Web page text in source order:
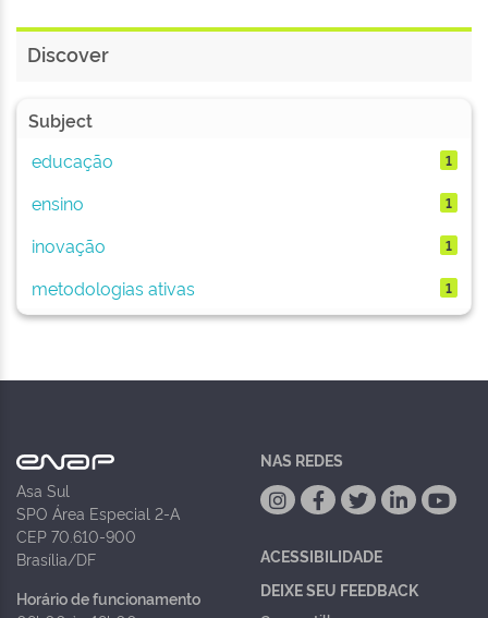
Discover
Subject
educação
1
ensino 1
inovação 1
metodologias ativas 1
Asa Sul
SPO Área Especial 2-A
CEP 70.610-900
Brasília/DF
Horário de funcionamento
NAS REDES
ACESSIBILIDADE
DEIXE SEU FEEDBACK